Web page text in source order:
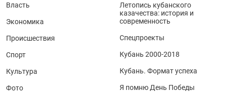
Власть
Экономика
Происшествия
Спорт
Культура
Фото
Летопись кубанского
казачества: история и
современность
Спецпроекты
Кубань 2000-2018
Кубань. Формат успеха
Я помню День Победы